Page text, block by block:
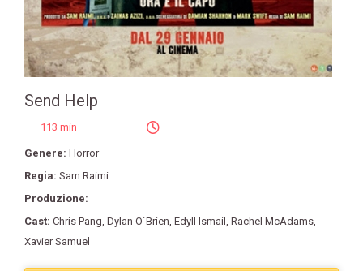
Send Help
113 min
Genere: Horror
Regia: Sam Raimi
Produzione:
Cast: Chris Pang, Dylan O´Brien, Edyll Ismail , Rachel McAdams,
Xavier Samuel